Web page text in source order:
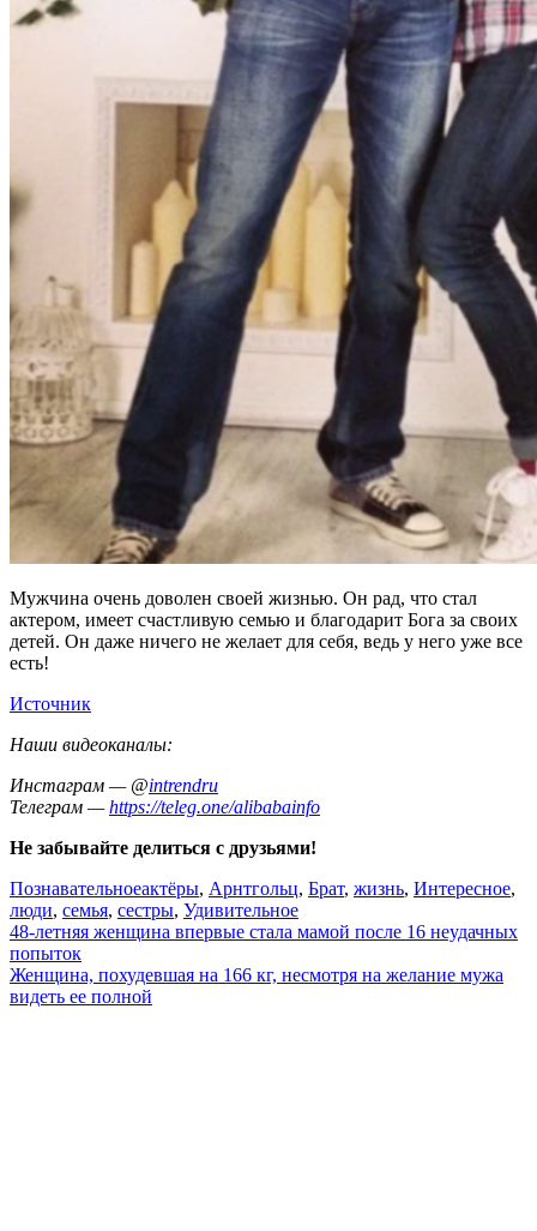
Мужчина очень доволен своей жизнью. Он рад, что стал
актером, имеет счастливую семью и благодарит Бога за своих
детей. Он даже ничего не желает для себя, ведь у него уже все
есть!
Источник
Наши видеоканалы:
Инстаграм — @intrendru
Телеграм —https://teleg.one/alibabainfo
Не забывайте делиться с друзьями!
Познавательноеактёры, Арнтгольц, Брат, жизнь, Интересное,
люди, семья, сестры, Удивительное
Навигация
по
записям
48-летняя женщина впервые стала мамой после 16 неудачных
попыток
Женщина, похудевшая на 166 кг, несмотря на желание мужа
видеть ее полной